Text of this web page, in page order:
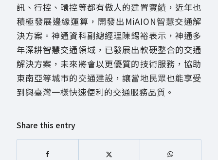
訊、行控、環控等都有傲人的建置實績，近年也
積極發展邊緣運算，開發出MiAION智慧交通解
決方案。神通資科副總經理陳錫裕表示，神通多
年深耕智慧交通領域，已發展出軟硬整合的交通
解決方案，未來將會以更優質的技術服務，協助
東南亞等城市的交通建設，讓當地民眾也能享受
到與臺灣一樣快速便利的交通服務品質。
Share this entry